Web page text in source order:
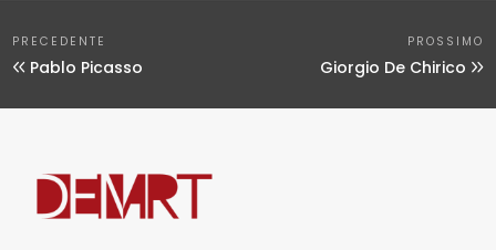
PRECEDENTE
Pablo Picasso
PROSSIMO
Giorgio De Chirico